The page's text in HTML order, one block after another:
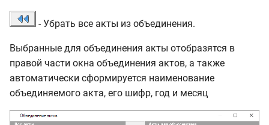
- Убрать все акты из объединения.
Выбранные для объединения акты отобразятся в
правой части окна объединения актов, а также
автоматически сформируется наименование
объединяемого акта, его шифр, год и месяц